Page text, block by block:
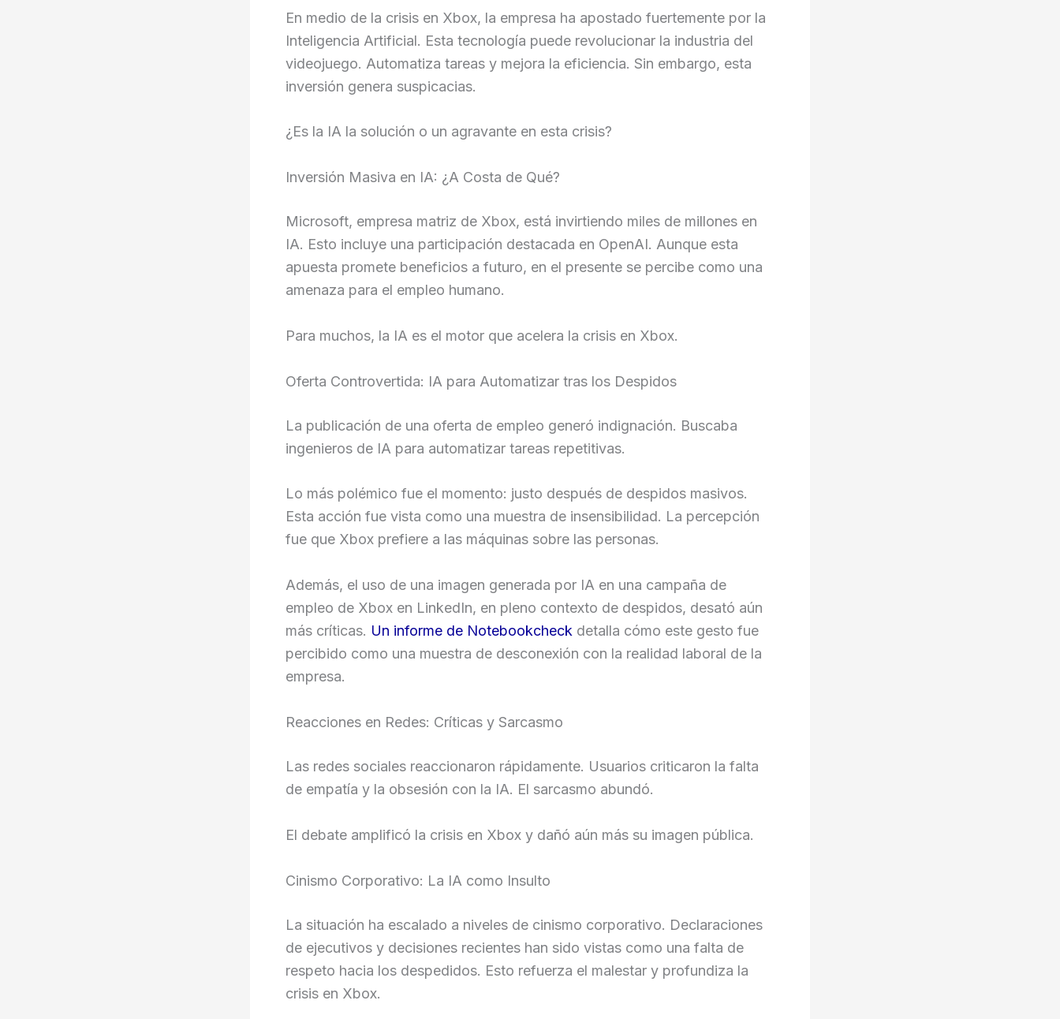
En medio de la crisis en Xbox, la empresa ha apostado fuertemente por la
Inteligencia Artificial. Esta tecnología puede revolucionar la industria del
videojuego. Automatiza tareas y mejora la eficiencia. Sin embargo, esta
inversión genera suspicacias.
¿Es la IA la solución o un agravante en esta crisis?
Inversión Masiva en IA: ¿A Costa de Qué?
Microsoft, empresa matriz de Xbox, está invirtiendo miles de millones en
IA. Esto incluye una participación destacada en OpenAI. Aunque esta
apuesta promete beneficios a futuro, en el presente se percibe como una
amenaza para el empleo humano.
Para muchos, la IA es el motor que acelera la crisis en Xbox.
Oferta Controvertida: IA para Automatizar tras los Despidos
La publicación de una oferta de empleo generó indignación. Buscaba
ingenieros de IA para automatizar tareas repetitivas.
Lo más polémico fue el momento: justo después de despidos masivos.
Esta acción fue vista como una muestra de insensibilidad. La percepción
fue que Xbox prefiere a las máquinas sobre las personas.
Además, el uso de una imagen generada por IA en una campaña de
empleo de Xbox en LinkedIn, en pleno contexto de despidos, desató aún
más críticas. Un informe de Notebookcheck detalla cómo este gesto fue
percibido como una muestra de desconexión con la realidad laboral de la
empresa.
Reacciones en Redes: Críticas y Sarcasmo
Las redes sociales reaccionaron rápidamente. Usuarios criticaron la falta
de empatía y la obsesión con la IA. El sarcasmo abundó.
El debate amplificó la crisis en Xbox y dañó aún más su imagen pública.
Cinismo Corporativo: La IA como Insulto
La situación ha escalado a niveles de cinismo corporativo. Declaraciones
de ejecutivos y decisiones recientes han sido vistas como una falta de
respeto hacia los despedidos. Esto refuerza el malestar y profundiza la
crisis en Xbox.